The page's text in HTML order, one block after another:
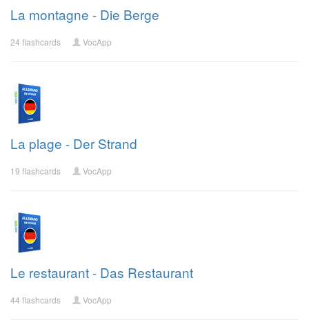
La montagne - Die Berge
24 flashcards VocApp
La plage - Der Strand
19 flashcards VocApp
Le restaurant - Das Restaurant
44 flashcards VocApp